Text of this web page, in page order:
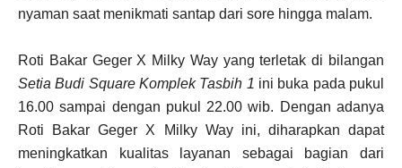
nyaman saat menikmati santap dari sore hingga malam.
Roti Bakar Geger X Milky Way yang terletak di bilangan
Setia Budi Square Komplek Tasbih 1 ini buka pada pukul
16.00 sampai dengan pukul 22.00 wib. Dengan adanya
Roti Bakar Geger X Milky Way ini, diharapkan dapat
meningkatkan kualitas layanan sebagai bagian dari